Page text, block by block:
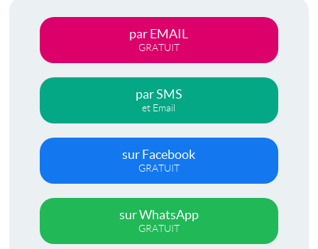
par EMAIL
GRATUIT
par SMS
et Email
sur Facebook
GRATUIT
sur WhatsApp
GRATUIT